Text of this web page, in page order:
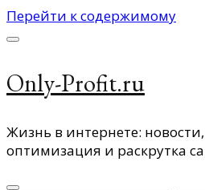
Перейти к содержимому
Only-Profit.ru
Жизнь в интернете:
оптимизация и раскрутка